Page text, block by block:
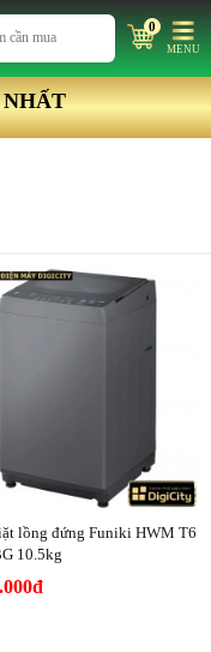
0
MENU
NHẤT
lồng đứng Funiki HWM T6
10.5kg